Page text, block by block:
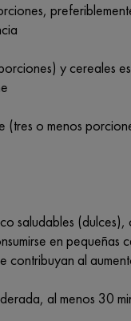
y cereales
(tres o menos
saludables
en pequeñas
contribuyan al
al menos 30